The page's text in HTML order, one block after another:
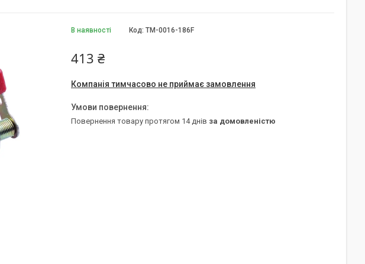
В наявності Код: TM-0016-186F
413 ₴
Компанія тимчасово не приймає замовлення
повернення товару протягом 14 днів за домовленістю